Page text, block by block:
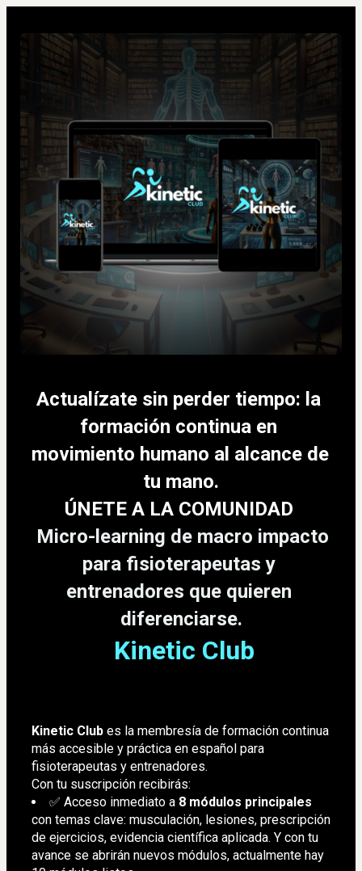
Actualízate sin perder tiempo: la
formación continua en
movimiento humano al alcance de
tu mano.
ÚNETE A LA COMUNIDAD
para fisioterapeutas y
entrenadores que quieren
diferenciarse.
Kinetic Club
Kinetic Club es la membresía de formación continua
más accesible y práctica en español para
fisioterapeutas y entrenadores.
Con tu suscripción recibirás:
✅ Acceso inmediato a 8 módulos principales
con temas clave: musculación, lesiones, prescripción
de ejercicios, evidencia científica aplicada. Y con tu
avance se abrirán nuevos módulos, actualmente hay